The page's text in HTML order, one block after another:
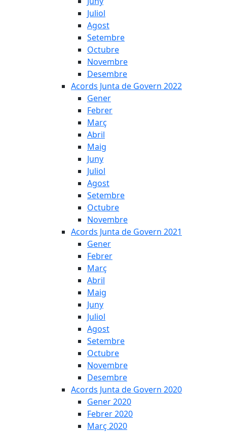
Juliol
Agost
Setembre
Octubre
Novembre
Desembre
Acords Junta de Govern 2022
Gener
Febrer
Març
Abril
Maig
Juny
Juliol
Agost
Setembre
Octubre
Novembre
Acords Junta de Govern 2021
Gener
Febrer
Març
Abril
Maig
Juny
Juliol
Agost
Setembre
Octubre
Novembre
Desembre
Acords Junta de Govern 2020
Gener 2020
Febrer 2020
Març 2020